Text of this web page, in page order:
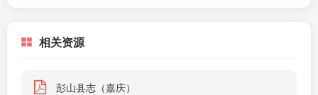
相关资源
彭山县志（嘉庆）